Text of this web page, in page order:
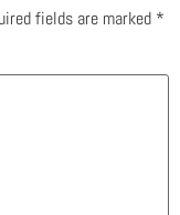
fields are marked *